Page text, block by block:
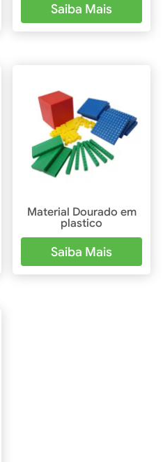
Saiba Mais
Material Dourado em
plastico
Saiba Mais